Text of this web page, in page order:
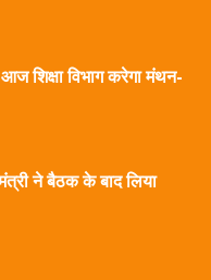
शिक्षा विभाग करेगा मंथन-
ने बैठक के बाद लिया